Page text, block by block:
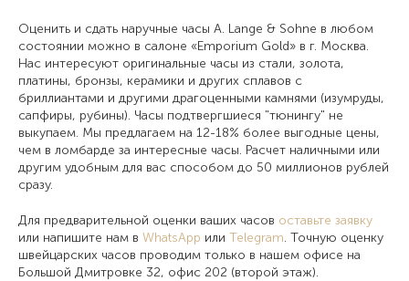
Оценить и сдать наручные часы A. Lange & Sohne в любом
состоянии можно в салоне «Emporium Gold» в г. Москва.
Нас интересуют оригинальные часы из стали, золота,
платины, бронзы, керамики и других сплавов с
бриллиантами и другими драгоценными камнями (изумруды,
сапфиры, рубины). Часы подтвергшиеся "тюнингу" не
выкупаем. Мы предлагаем на 12-18% более выгодные цены,
чем в ломбарде за интересные часы. Расчет наличными или
другим удобным для вас способом до 50 миллионов рублей
сразу.
Для предварительной оценки ваших часов оставьте заявку
или напишите нам в WhatsApp или Telegram. Точную оценку
швейцарских часов проводим только в нашем офисе на
Большой Дмитровке 32, офис 202 (второй этаж).